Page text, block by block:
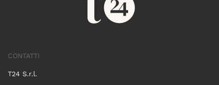
CONTATTI
T24 S.r.l.